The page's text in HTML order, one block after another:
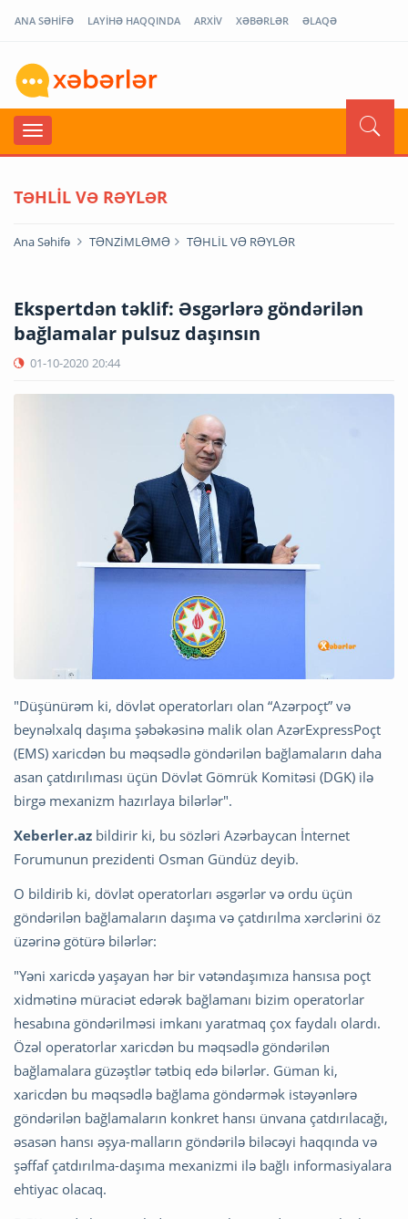
ANA SƏHİFƏ LAYİHƏ HAQQINDA ARXİV XƏBƏRLƏR ƏLAQƏ
TƏHLİL VƏ RƏYLƏR
Ana Səhifə TƏNZİMLƏMƏ TƏHLİL VƏ RƏYLƏR
Ekspertdən təklif: Əsgərlərə göndərilən
bağlamalar pulsuz daşınsın
01-10-2020 20:44
"Düşünürəm ki, dövlət operatorları olan “Azərpoçt” və
beynəlxalq daşıma şəbəkəsinə malik olan AzərExpressPoçt
(EMS) xaricdən bu məqsədlə göndərilən bağlamaların daha
asan çatdırılıması üçün Dövlət Gömrük Komitəsi (DGK) ilə
birgə mexanizm hazırlaya bilərlər".
Xeberler.az bildirir ki, bu sözləri Azərbaycan İnternet
Forumunun prezidenti Osman Gündüz deyib.
O bildirib ki, dövlət operatorları əsgərlər və ordu üçün
göndərilən bağlamaların daşıma və çatdırılma xərclərini öz
üzərinə götürə bilərlər:
"Yəni xaricdə yaşayan hər bir vətəndaşımıza hansısa poçt
xidmətinə müraciət edərək bağlamanı bizim operatorlar
hesabına göndərilməsi imkanı yaratmaq çox faydalı olardı.
Özəl operatorlar xaricdən bu məqsədlə göndərilən
bağlamalara güzəştlər tətbiq edə bilərlər. Güman ki,
xaricdən bu məqsədlə bağlama göndərmək istəyənlərə
göndərilən bağlamaların konkret hansı ünvana çatdırılacağı,
əsasən hansı əşya-malların göndərilə biləcəyi haqqında və
şəffaf çatdırılma-daşıma mexanizmi ilə bağlı informasiyalara
ehtiyac olacaq.